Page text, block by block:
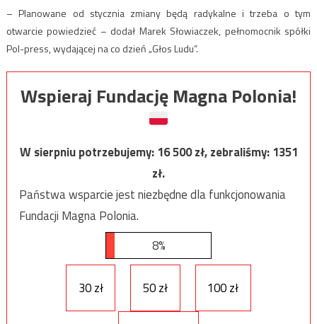
– Planowane od stycznia zmiany będą radykalne i trzeba o tym
otwarcie powiedzieć – dodał Marek Słowiaczek, pełnomocnik spółki
Pol-press, wydającej na co dzień „Głos Ludu”.
Wspieraj Fundację Magna Polonia!
W sierpniu potrzebujemy:16 500zł, zebraliśmy:1351
zł.
Państwa wsparcie jest niezbędne dla funkcjonowania
Fundacji Magna Polonia.
8%
30 zł 50 zł 100 zł